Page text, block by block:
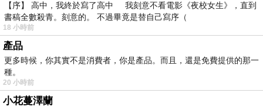
透過宅配送達。(請註明方便收件時間：早上、下
午、晚上、假日)
【送貨範圍】
限台灣本島地區。大陸地區、香港地區、馬來西
【序】 高中，我終於寫了高中 我刻意不看電影《夜校女生》，直到
書稿全數殺青。刻意的。 不過畢竟是替自己寫序（
18 小時前
產品
更多時候，你其實不是消費者，你是產品。而且，還是免費提供的那一
種。
20 小時前
小花蔓澤蘭